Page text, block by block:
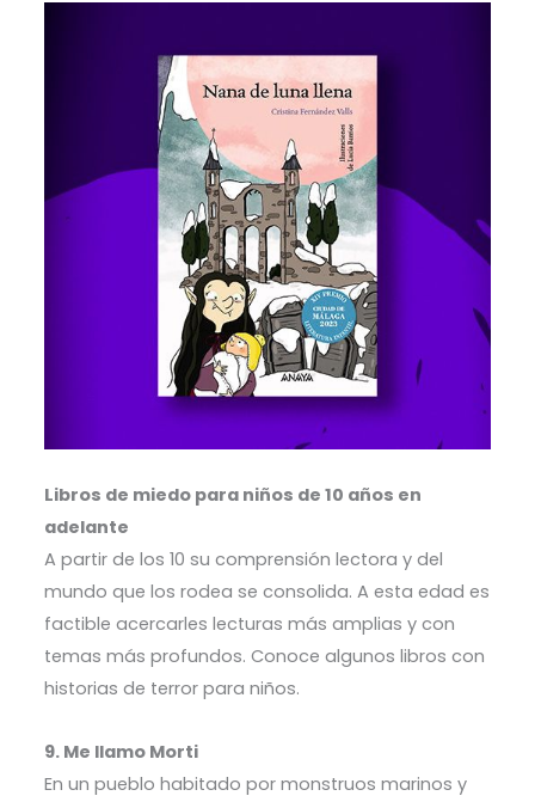
Libros de miedo para niños de 10 años en
adelante
A partir de los 10 su comprensión lectora y del
mundo que los rodea se consolida. A esta edad es
factible acercarles lecturas más amplias y con
temas más profundos. Conoce algunos libros con
historias de terror para niños.
9. Me llamo Morti
En un pueblo habitado por monstruos marinos y